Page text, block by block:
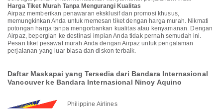
Harga Tiket Murah Tanpa Mengurangi Kualitas
Airpaz memberikan penawaran eksklusif dan promosi khusus,
memungkinkan Anda untuk memesan tiket dengan harga murah. Nikmati
potongan harga tanpa mengorbankan kualitas atau kenyamanan. Dengan
Airpaz, bepergian ke destinasi impian Anda tidak pernah semudah ini.
Pesan tiket pesawat murah Anda dengan Airpaz untuk pengalaman
perjalanan yang luar biasa dan diskon terbaik.
Daftar Maskapai yang Tersedia dari Bandara Internasional
Vancouver ke Bandara Internasional Ninoy Aquino
Philippine Airlines